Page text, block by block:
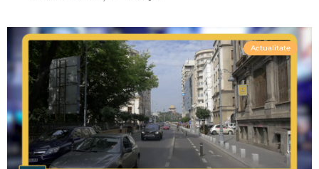
Actualitate